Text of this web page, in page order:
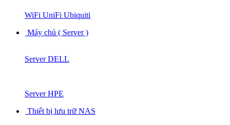
WiFi UniFi Ubiquiti
Máy chủ ( Server )
Server DELL
Server HPE
Thiết bị lưu trữ NAS